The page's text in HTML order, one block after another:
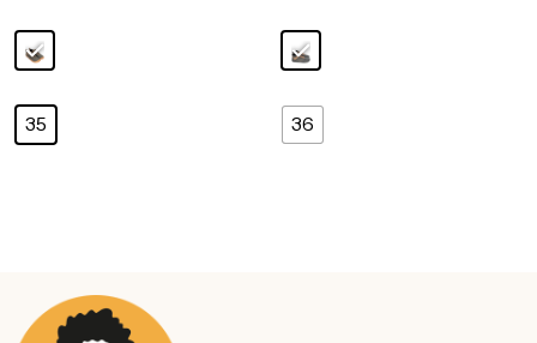
35 36